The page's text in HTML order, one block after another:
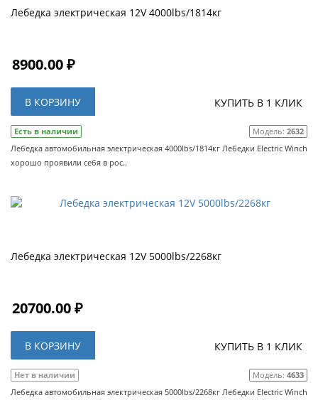
Лебедка электрическая 12V 4000lbs/1814кг
8900.00 ₽
В КОРЗИНУ КУПИТЬ В 1 КЛИК
Есть в наличии Модель: 2632
Лебедка автомобильная электрическая 4000lbs/1814кг Лебедки Electric Winch
хорошо проявили себя в рос..
Лебедка электрическая 12V 5000lbs/2268кг
20700.00 ₽
В КОРЗИНУ КУПИТЬ В 1 КЛИК
Нет в наличии Модель: 4633
Лебедка автомобильная электрическая 5000lbs/2268кг Лебедки Electric Winch